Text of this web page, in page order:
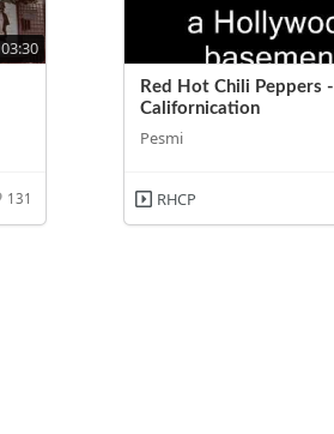
03:30
131
Red Hot Chili Peppers -
Californication
Pesmi
RHCP